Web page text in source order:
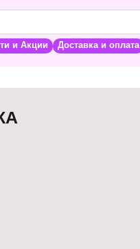
и Акции Доставка и оплата